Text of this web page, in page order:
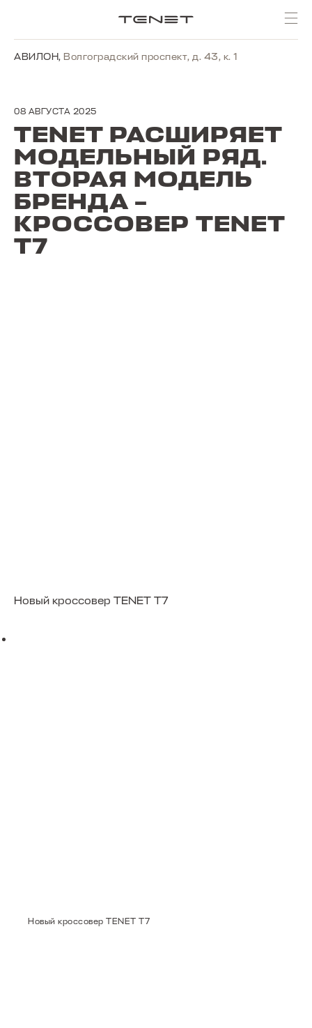
АВИЛОН, Волгоградский проспект, д. 43, к. 1
08 АВГУСТА 2025
TENET РАСШИРЯЕТ
МОДЕЛЬНЫЙ РЯД.
ВТОРАЯ МОДЕЛЬ
БРЕНДА –
КРОССОВЕР TENET
T7
Новый кроссовер TENET T7
Новый кроссовер TENET T7